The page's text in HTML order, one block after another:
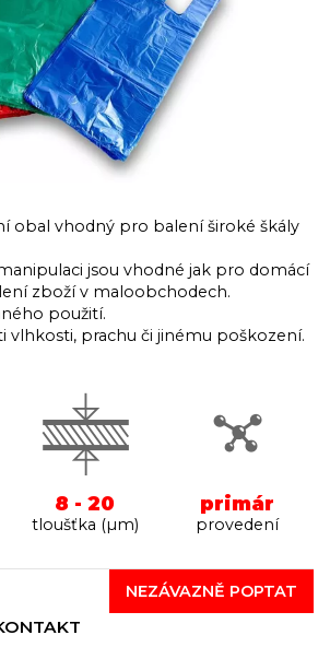
obal vhodný pro balení široké škály
jsou vhodné jak pro domácí
zboží v maloobchodech.
použití.
vlhkosti, prachu či jinému poškození.
8 - 20
tloušťka (µm)
primár
provedení
NEZÁVAZNĚ POPTAT